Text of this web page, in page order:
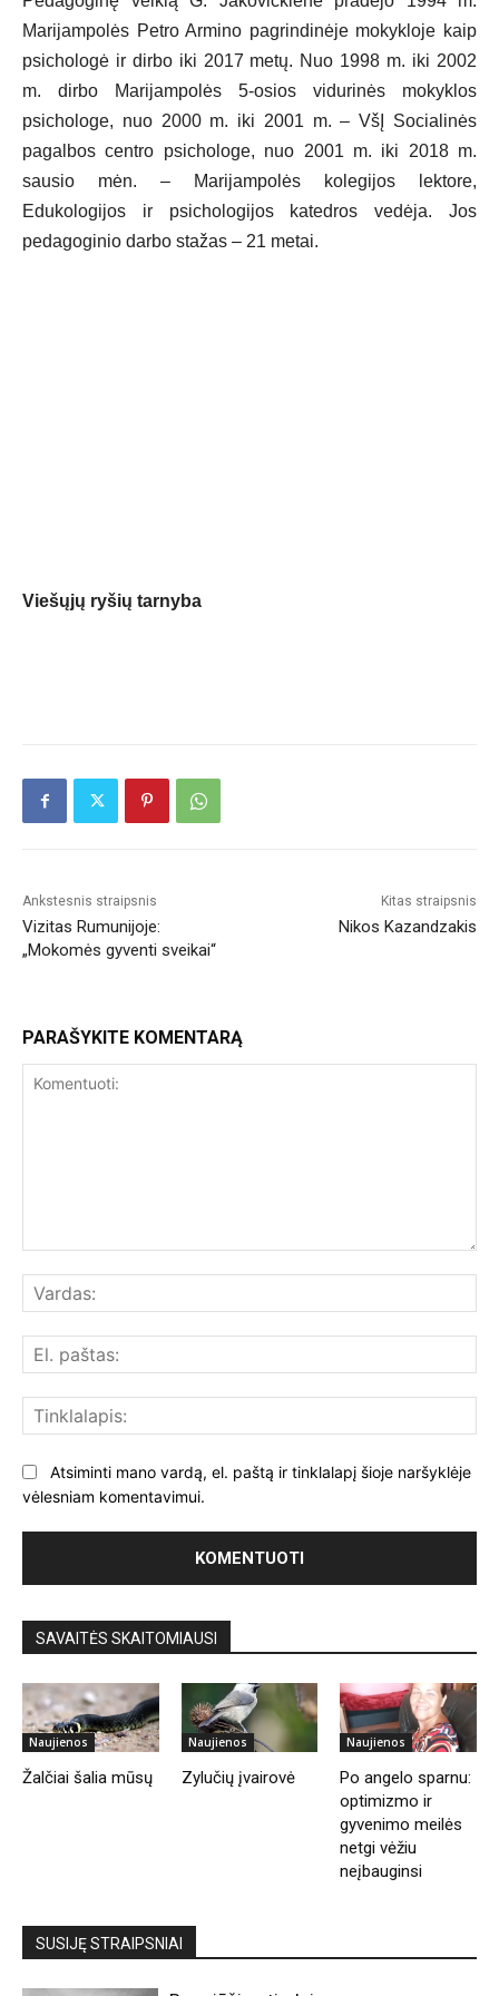
Marijampolės Petro Armino pagrindinėje mokykloje kaip
psichologė ir dirbo iki 2017 metų. Nuo 1998 m. iki 2002
m. dirbo Marijampolės 5-osios vidurinės mokyklos
psichologe, nuo 2000 m. iki 2001 m. – VšĮ Socialinės
pagalbos centro psichologe, nuo 2001 m. iki 2018 m.
sausio mėn. – Marijampolės kolegijos lektore,
Edukologijos ir psichologijos katedros vedėja. Jos
pedagoginio darbo stažas – 21 metai.
Viešųjų ryšių tarnyba
Ankstesnis straipsnis
Vizitas Rumunijoje:
„Mokomės gyventi sveikai“
Kitas straipsnis
Nikos Kazandzakis
PARAŠYKITE KOMENTARĄ
Atsiminti mano vardą, el. paštą ir tinklalapį šioje naršyklėje
vėlesniam komentavimui.
SAVAITĖS SKAITOMIAUSI
Naujienos
Žalčiai šalia mūsų
Naujienos
Zylučių įvairovė
Naujienos
Po angelo sparnu:
optimizmo ir
gyvenimo meilės
netgi vėžiu
neįbauginsi
SUSIJĘ STRAIPSNIAI